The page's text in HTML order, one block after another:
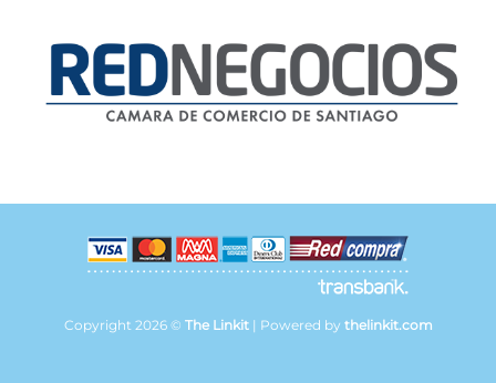
Copyright 2026 © The Linkit| Powered by thelinkit.com